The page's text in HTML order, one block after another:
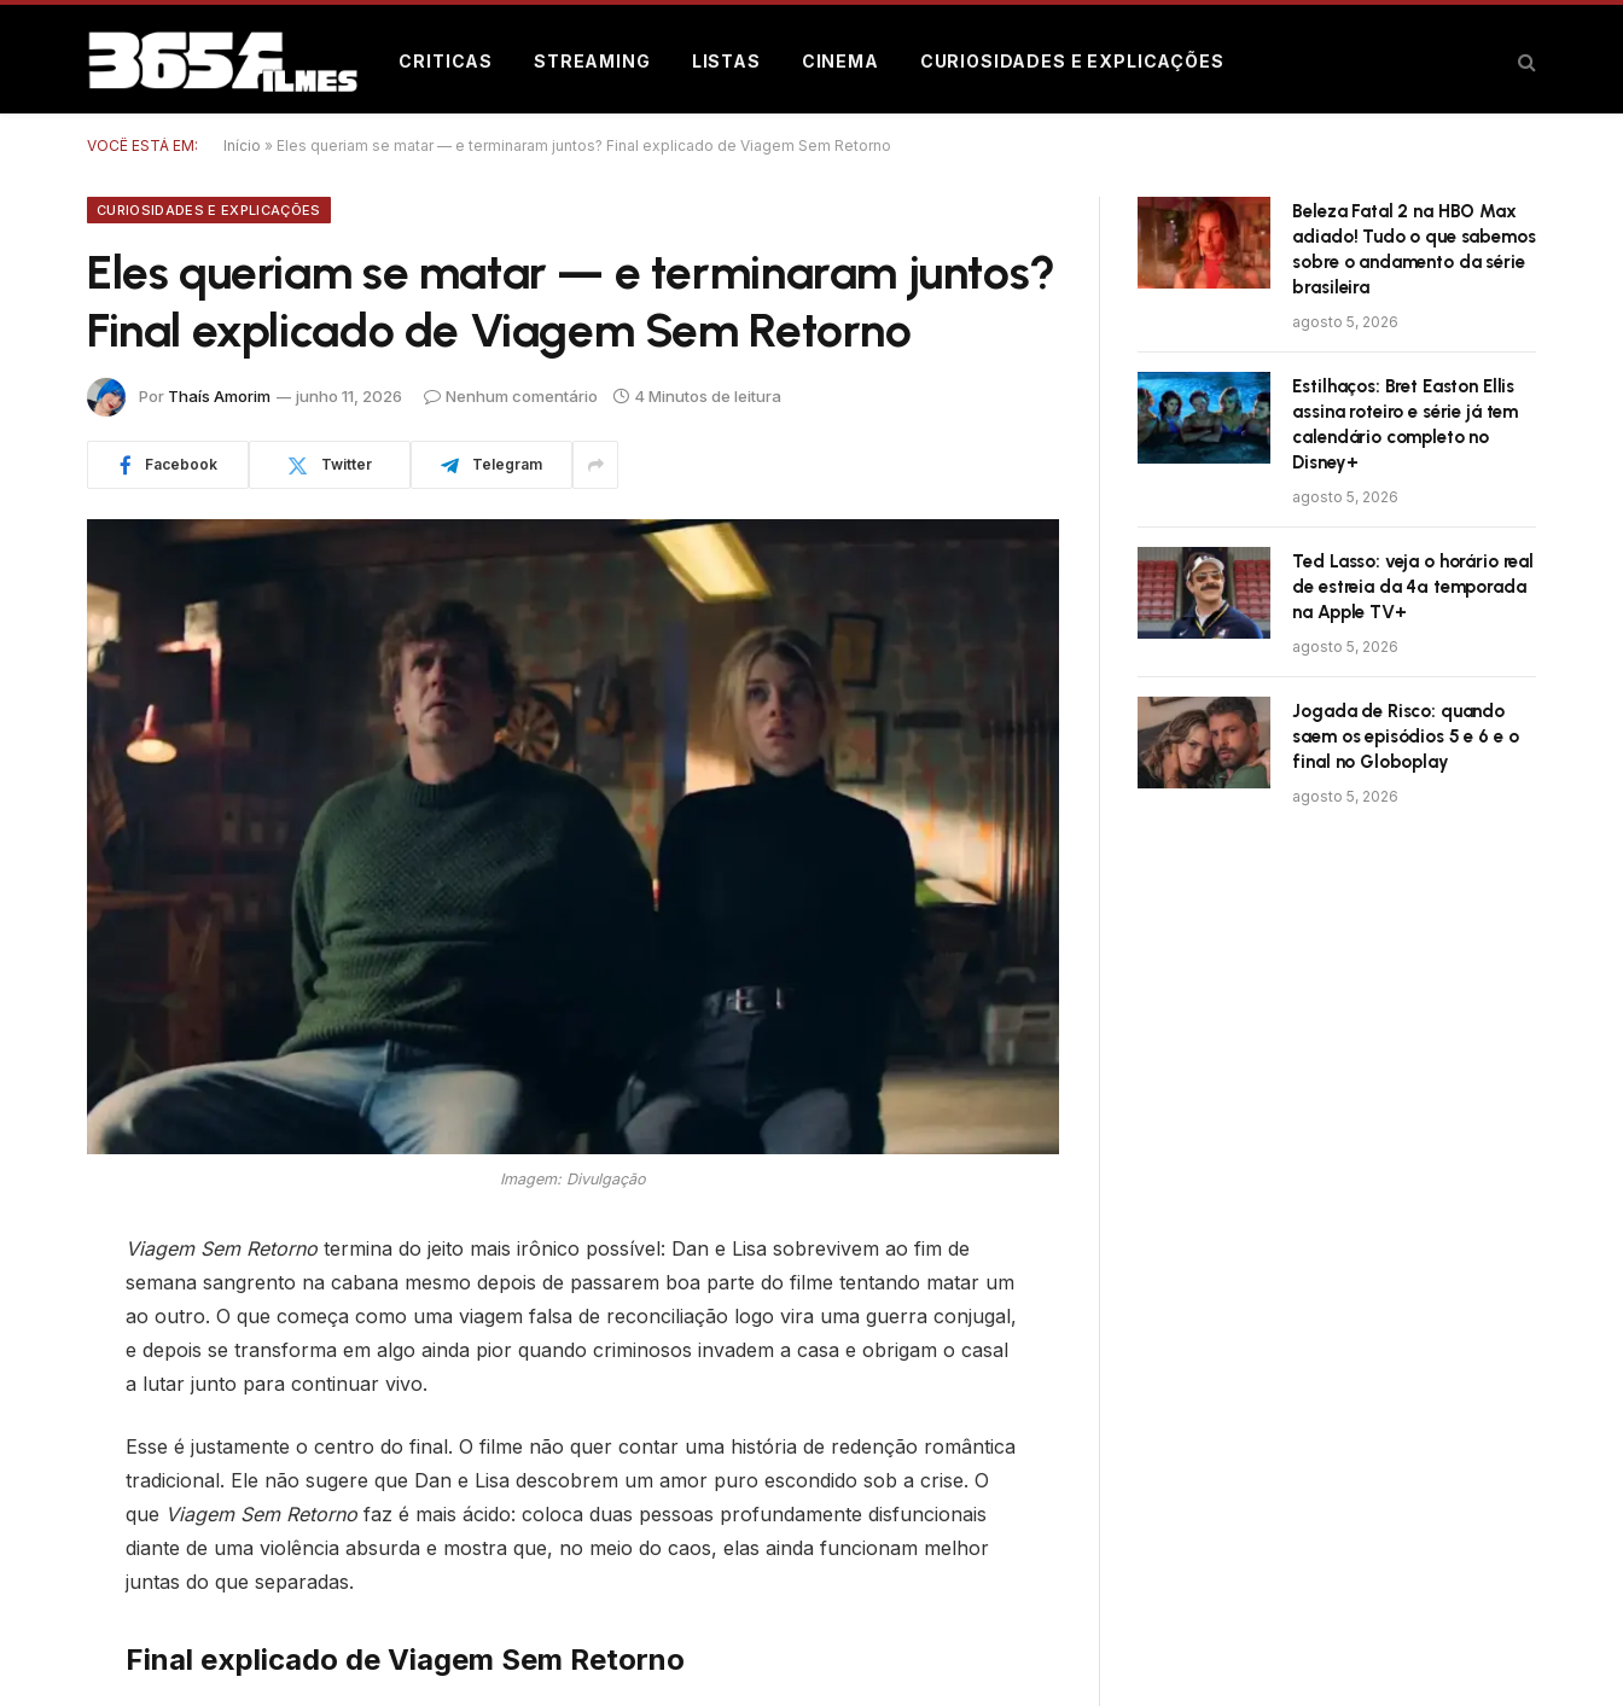
CRITICAS STREAMING LISTAS CINEMA CURIOSIDADES E EXPLICAÇÕES
VOCÊ ESTÁ EM: Início » Eles queriam se matar — e terminaram juntos? Final explicado de Viagem Sem Retorno
CURIOSIDADES E EXPLICAÇÕES
Eles queriam se matar — e terminaram juntos?
Final explicado de Viagem Sem Retorno
Por Thaís Amorim junho 11, 2026 Nenhum comentário 4 Minutos de leitura
Facebook Twitter Telegram
Imagem: Divulgação
Viagem Sem Retornotermina do jeito mais irônico possível: Dan e Lisa sobrevivem ao fim de
semana sangrento na cabana mesmo depois de passarem boa parte do filme tentando matar um
ao outro. O que começa como uma viagem falsa de reconciliação logo vira uma guerra conjugal,
e depois se transforma em algo ainda pior quando criminosos invadem a casa e obrigam o casal
a lutar junto para continuar vivo.
Esse é justamente o centro do final. O filme não quer contar uma história de redenção romântica
tradicional. Ele não sugere que Dan e Lisa descobrem um amor puro escondido sob a crise. O
que Viagem Sem Retornofaz é mais ácido: coloca duas pessoas profundamente disfuncionais
diante de uma violência absurda e mostra que, no meio do caos, elas ainda funcionam melhor
juntas do que separadas.
Final explicado de Viagem Sem Retorno
Beleza Fatal 2 na HBO Max
adiado! Tudo o que sabemos
sobre o andamento da série
brasileira
agosto 5, 2026
Estilhaços: Bret Easton Ellis
assina roteiro e série já tem
calendário completo no
Disney+
agosto 5, 2026
Ted Lasso: veja o horário real
de estreia da 4ª temporada
na Apple TV+
agosto 5, 2026
Jogada de Risco: quando
saem os episódios 5 e 6 e o
final no Globoplay
agosto 5, 2026